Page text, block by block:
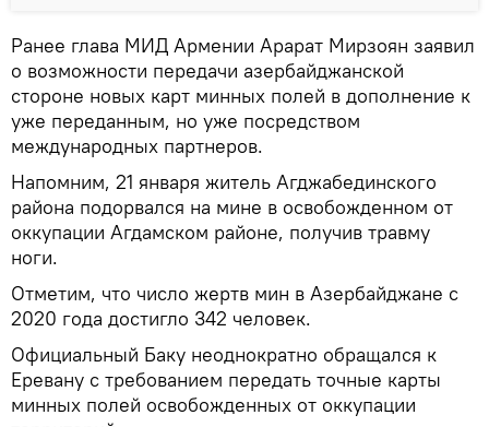
Ранее глава МИД Армении Арарат Мирзоян заявил
о возможности передачи азербайджанской
стороне новых карт минных полей в дополнение к
уже переданным, но уже посредством
международных партнеров.
Напомним, 21 января житель Агджабединского
района подорвался на мине в освобожденном от
оккупации Агдамском районе, получив травму
ноги.
Отметим, что число жертв мин в Азербайджане с
2020 года достигло 342 человек.
Официальный Баку неоднократно обращался к
Еревану с требованием передать точные карты
минных полей освобожденных от оккупации